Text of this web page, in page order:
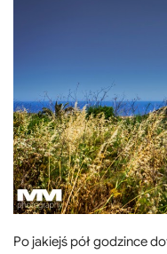
Po jakiejś pół godzince